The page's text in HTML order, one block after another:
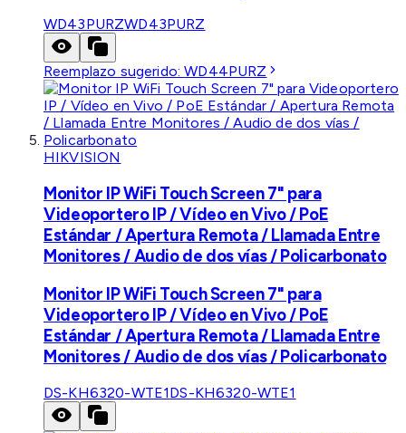
WD43PURZWD43PURZ
Reemplazo sugerido:WD44PURZ
HIKVISION
Monitor IP WiFi Touch Screen 7" para
Videoportero IP / Vídeo en Vivo / PoE
Estándar / Apertura Remota / Llamada Entre
Monitores / Audio de dos vías / Policarbonato
Monitor IP WiFi Touch Screen 7" para
Videoportero IP / Vídeo en Vivo / PoE
Estándar / Apertura Remota / Llamada Entre
Monitores / Audio de dos vías / Policarbonato
DS-KH6320-WTE1DS-KH6320-WTE1